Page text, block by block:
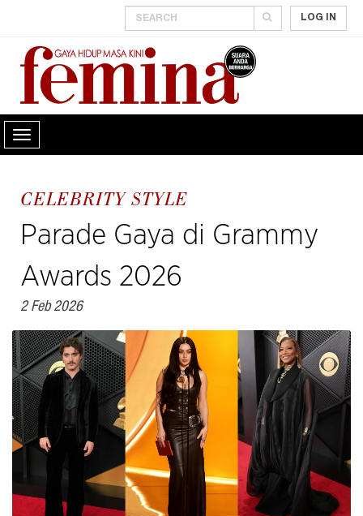
LOG IN
CELEBRITY STYLE
Parade Gaya di Grammy
Awards 2026
2 Feb 2026